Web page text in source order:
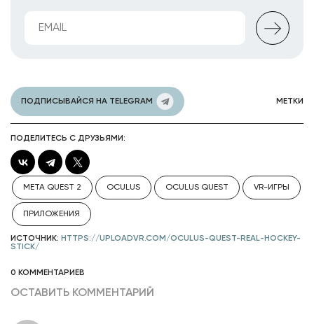
ПОДПИСЫВАЙСЯ НА TELEGRAM МЕТКИ
ПОДЕЛИТЕСЬ С ДРУЗЬЯМИ:
META QUEST 2 OCULUS OCULUS QUEST VR-ИГРЫ
ПРИЛОЖЕНИЯ
ИСТОЧНИК: HTTPS://UPLOADVR.COM/OCULUS-QUEST-REAL-HOCKEY-
STICK/
0 КОММЕНТАРИЕВ
ОСТАВИТЬ КОММЕНТАРИЙ